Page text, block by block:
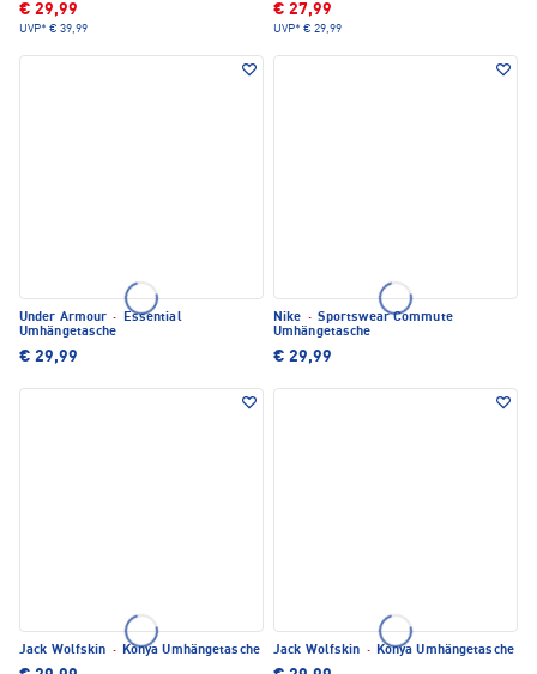
€ 29,99
UVP* € 39,99
€ 27,99
UVP* € 29,99
Under Armour ·
Essential
Umhängetasche
€ 29,99
Nike · Sportswear Commute
Umhängetasche
€ 29,99
Jack Wolfskin · Konya Umhängetasche Jack Wolfskin · Konya Umhängetasche